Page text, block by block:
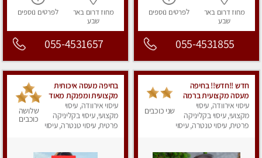
מחוז דרום באר
שבע
לפרטים נוספים
055-4531855
מחוז דרום באר
שבע
לפרטים נוספים
055-4531657
חדש !!חדש!! בחיפה
מעסה מקצועית ברמה
גבוה
עיסוי אירוודה, עיסוי
מקצועי, עיסוי בקליניקה
פרטית, עיסוי טנטרה, עיסוי
שני כוכבים
בחיפה מעסה איכותית
מקצועית ומפנקת מאוד
עיסוי אירוודה, עיסוי
מקצועי, עיסוי בקליניקה
פרטית, עיסוי טנטרה, עיסוי
שלושה
כוכבים